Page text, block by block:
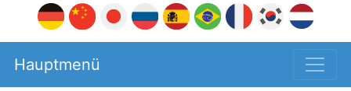
Hauptmenü